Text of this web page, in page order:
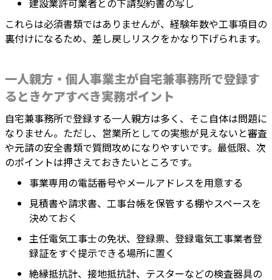
建設業許可業者との下請契約書の写し
これらは必須書類ではありませんが、経験年数や工事項目の
裏付けになるため、差し戻しリスクをかなり下げられます。
一人親方・個人事業主が自宅兼事務所で登録す
るときケアすべき実務ポイント
自宅兼事務所で登録する一人親方は多く、そこ自体は問題に
なりません。ただし、営業所としての実態が見えないと審査
や元請の安全書類で質問攻めになりやすいです。最低限、次
のポイントは押さえておきたいところです。
事業専用の電話番号やメールアドレスを用意する
見積書や請求書、工事台帳を保管する棚やスペースを
決めておく
主任電気工事士の免状、登録票、登録電気工事業者登
録証をすぐ提示できる場所に置く
絶縁抵抗計、接地抵抗計、テスターなどの検査器具の